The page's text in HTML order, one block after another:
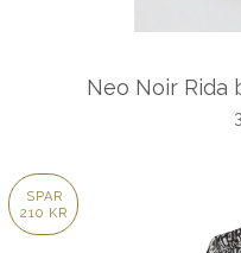
Neo Noir Rida
SPAR
210 KR